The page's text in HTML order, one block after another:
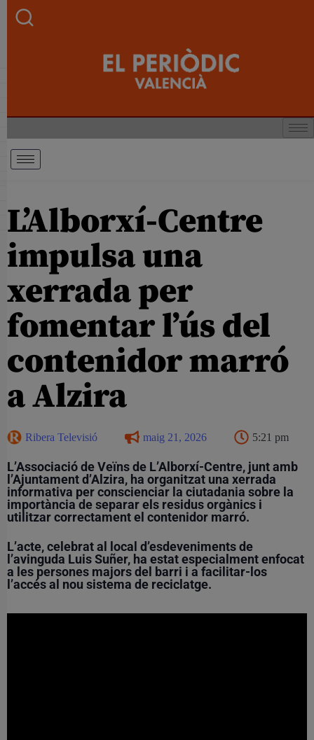
L’Alborxí-Centre
impulsa una
xerrada per
fomentar l’ús del
contenidor marró
a Alzira
Ribera Televisió maig 21, 2026 5:21 pm
L’Associació de Veïns de L’Alborxí-Centre, junt amb
l’Ajuntament d’Alzira, ha organitzat una xerrada
informativa per conscienciar la ciutadania sobre la
importància de separar els residus orgànics i
utilitzar correctament el contenidor marró.
L’acte, celebrat al local d’esdeveniments de
l’avinguda Luis Suñer, ha estat especialment enfocat
a les persones majors del barri i a facilitar-los
l’accés al nou sistema de reciclatge.